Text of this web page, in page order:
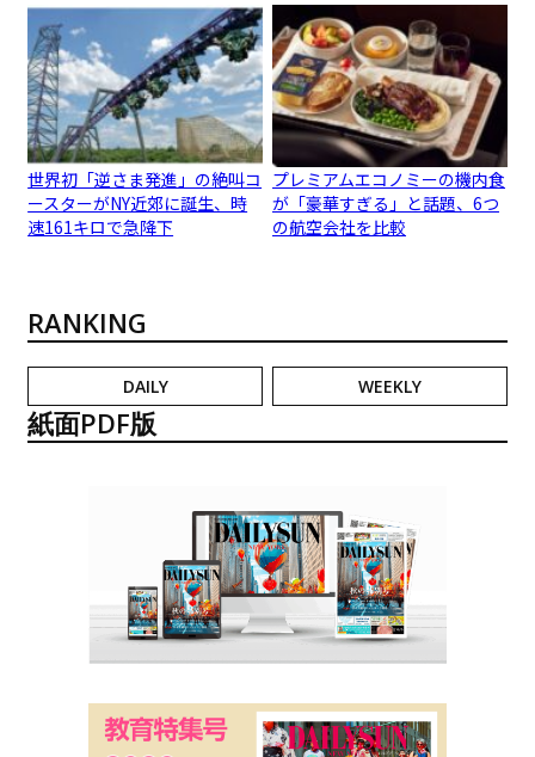
世界初「逆さま発進」の絶叫コ
ースターがNY近郊に誕生、時
速161キロで急降下
プレミアムエコノミーの機内食
が「豪華すぎる」と話題、6つ
の航空会社を比較
RANKING
DAILY WEEKLY
紙面PDF版